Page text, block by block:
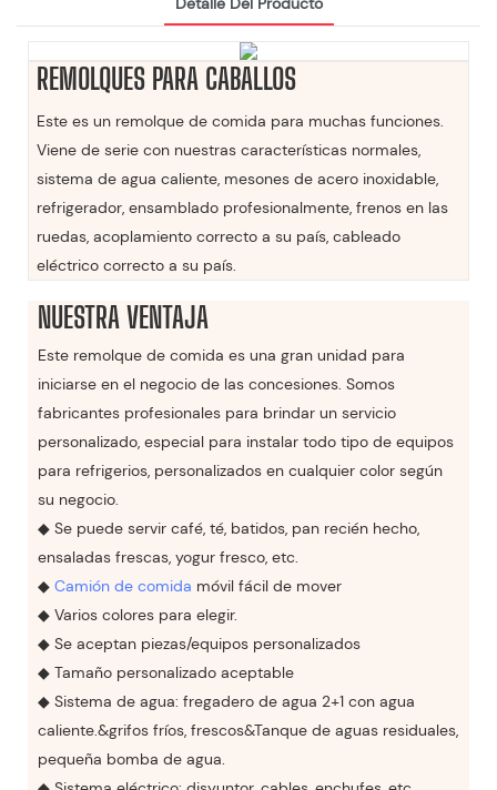
REMOLQUES PARA CABALLOS
Este es un remolque de comida para muchas funciones.
Viene de serie con nuestras características normales,
sistema de agua caliente, mesones de acero inoxidable,
refrigerador, ensamblado profesionalmente, frenos en las
ruedas, acoplamiento correcto a su país, cableado
eléctrico correcto a su país.
NUESTRA VENTAJA
Este remolque de comida es una gran unidad para
iniciarse en el negocio de las concesiones. Somos
fabricantes profesionales para brindar un servicio
personalizado, especial para instalar todo tipo de equipos
para refrigerios, personalizados en cualquier color según
su negocio.
◆ Se puede servir café, té, batidos, pan recién hecho,
ensaladas frescas, yogur fresco, etc.
◆ Camión de comida móvil fácil de mover
◆ Varios colores para elegir.
◆ Se aceptan piezas/equipos personalizados
◆ Tamaño personalizado aceptable
◆ Sistema de agua: fregadero de agua 2+1 con agua
caliente.&grifos fríos, frescos&Tanque de aguas residuales,
pequeña bomba de agua.